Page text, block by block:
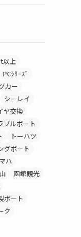
以上
PCｼﾘｰｽﾞ
カー
シーレイ
ヤ交換
ブルボート
トーハツ
グボート
ハ
函館観光
ボート
ク